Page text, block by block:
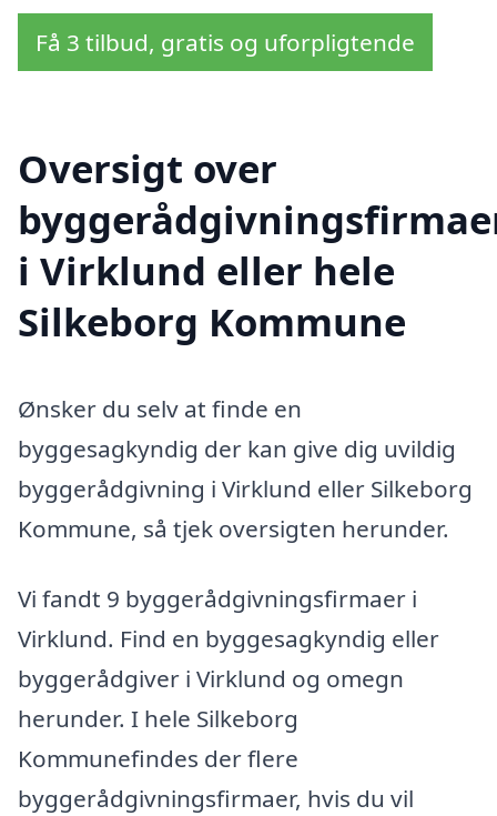
Få 3 tilbud, gratis og uforpligtende
Oversigt over
i Virklund eller hele
Silkeborg Kommune
Ønsker du selv at finde en
byggesagkyndig der kan give dig uvildig
byggerådgivning i Virklund eller Silkeborg
Kommune, så tjek oversigten herunder.
Vi fandt 9 byggerådgivningsfirmaer i
Virklund. Find en byggesagkyndig eller
byggerådgiver i Virklund og omegn
herunder. I hele Silkeborg
Kommunefindes der flere
byggerådgivningsfirmaer, hvis du vil